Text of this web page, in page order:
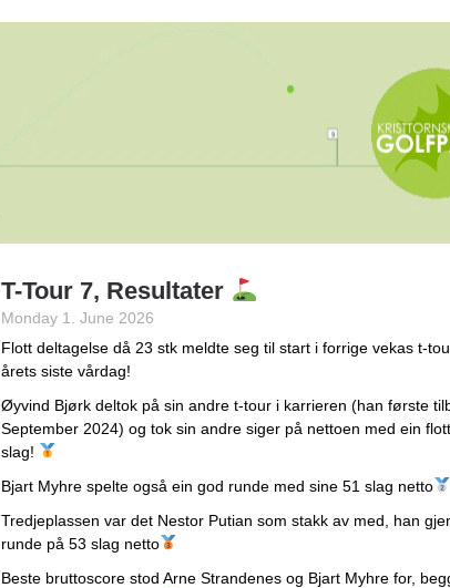
T-Tour 7, Resultater
Monday 1. June 2026
Flott deltagelse då 23 stk meldte seg til start i forrige vekas t-
årets siste vårdag!
Øyvind Bjørk deltok på sin andre t-tour i karrieren (han første
September 2024) og tok sin andre siger på nettoen med ein
slag!
Bjart Myhre spelte også ein god runde med sine 51 slag netto
Tredjeplassen var det Nestor Putian som stakk av med, han
runde på 53 slag netto
Beste bruttoscore stod Arne Strandenes og Bjart Myhre for,